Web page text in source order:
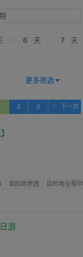
6 天 7 天
更多筛选
2 3 下一页
目的地参团 目的地全程
游